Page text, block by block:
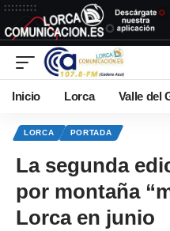
Inicio Lorca Valle del
LORCA PORTADA
La segunda
por montaña
Lorca en junio